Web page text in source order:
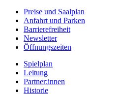
Preise und Saalplan
Anfahrt und Parken
Barrierefreiheit
Newsletter
Öffnungszeiten
Spielplan
Leitung
Partner:innen
Historie